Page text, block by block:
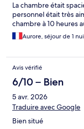
La chambre était
personnel était très
chambre à 10 heures
Aurore, séjour de 1
Avis vérifié
6/10 – Bien
5 avr. 2026
Traduire avec Google
Bien situé